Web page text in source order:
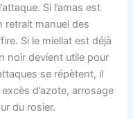
Si l’amas est
retrait manuel des
Si le miellat est déjà
noir devient utile pour
se répètent, il
d’azote, arrosage
du rosier.